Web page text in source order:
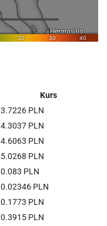
Kurs
3.7226 PLN
4.3037 PLN
4.6063 PLN
5.0268 PLN
0.083 PLN
0.02346 PLN
0.1773 PLN
0.3915 PLN